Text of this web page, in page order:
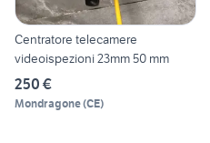
Centratore telecamere
videoispezioni 23mm 50 mm
250 €
Mondragone(CE)